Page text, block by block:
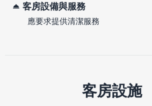
客房設備與服務
應要求提供清潔服務
客房設施